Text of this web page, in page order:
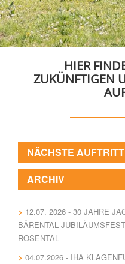
HIER
ZUKÜNFTIGEN
NÄCHSTE
ARCHIV
12.07. 2026 - 30 JAHRE
BÄRENTAL
ROSENTAL
04.07.2026 - IHA